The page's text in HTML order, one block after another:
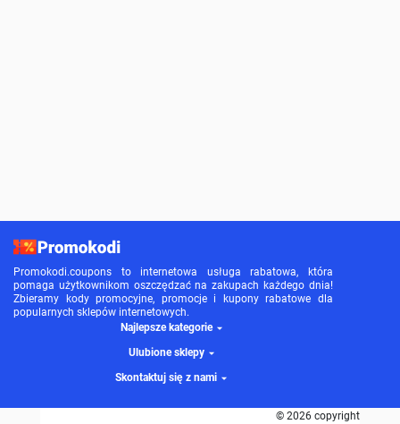
Promokodi.coupons to internetowa usługa rabatowa, która
pomaga użytkownikom oszczędzać na zakupach każdego dnia!
Zbieramy kody promocyjne, promocje i kupony rabatowe dla
popularnych sklepów internetowych.
Najlepsze kategorie
Ulubione sklepy
Skontaktuj się z nami
© 2026 copyright